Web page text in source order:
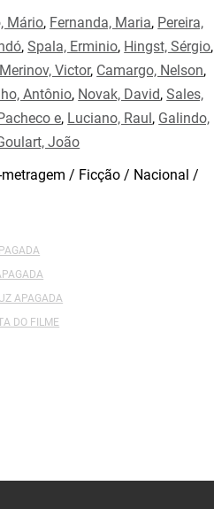
Mário, Fernanda, Maria, Pereira,
,Spala, Erminio, Hingst, Sérgio,
Merinov, Victor, Camargo, Nelson,
Antônio, Novak, David,Sales,
e, Luciano, Raul, Galindo,
João
metragem / Ficção / Nacional /
APAGADA
DO FILME